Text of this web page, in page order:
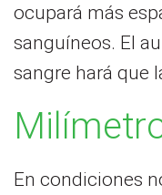
ocupará más
sanguíneos. El
sangre hará que
En condiciones